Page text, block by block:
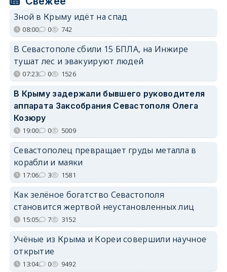
Зной в Крыму идёт на спад
08:00 0 742
В Севастополе сбили 15 БПЛА, на Инжире
тушат лес и эвакуируют людей
07:23 0 1526
В Крыму задержали бывшего руководителя
аппарата Заксобрания Севастополя Олега
Козюру
19:00 0 5009
Севастополец превращает груды металла в
корабли и маяки
17:06 3 1581
Как зелёное богатство Севастополя
становится жертвой неустановленных лиц
15:05 7 3152
Учёные из Крыма и Кореи совершили научное
открытие
13:04 0 9492